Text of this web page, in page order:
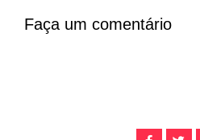
Faça um comentário